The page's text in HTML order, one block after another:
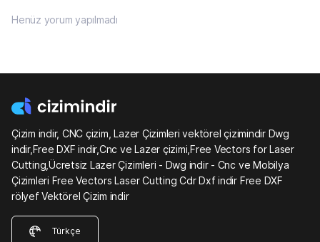
Henüz yorum yapılmadı
Çizim indir, CNC çizim, Lazer Çizimleri vektörel çizimindir Dwg
indir,Free DXF indir,Cnc ve Lazer çizimi,Free Vectors for Laser
Cutting,Ücretsiz Lazer Çizimleri - Dwg indir - Cnc ve Mobilya
Çizimleri Free Vectors Laser Cutting Cdr Dxf indir Free DXF
rölyef Vektörel Çizim indir
Türkçe